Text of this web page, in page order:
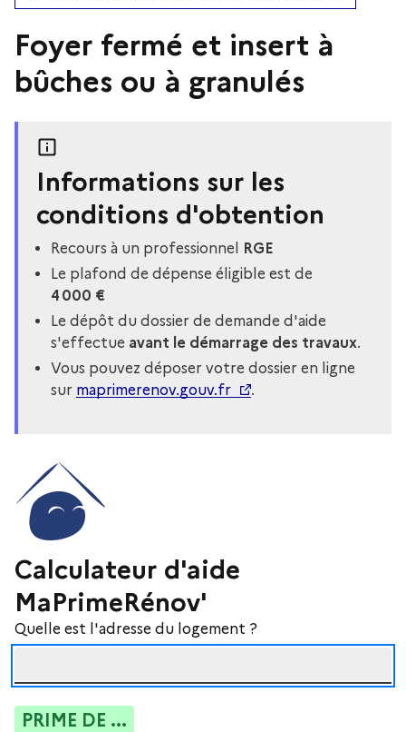
Foyer fermé et insert à
bûches ou à granulés
Informations sur les
conditions d'obtention
Recours à un professionnel
RGE
Le plafond de dépense éligible est de
4 000 €
Le dépôt du dossier de demande d'aide
s'effectue avant le démarrage des travaux.
Vous pouvez déposer votre dossier en ligne
sur maprimerenov.gouv.fr .
Calculateur d'aide
MaPrimeRénov'
Quelle est l'adresse du logement ?
PRIME DE ...